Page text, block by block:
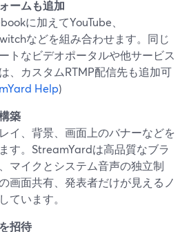
ームも追加
に加えてYouTube、
などを組み合わせます。同じ
トなビデオポータルや他サービス
、カスタムRTMP配信先も追加可
Help)
築
イ、背景、画面上のバナーなどを
す。StreamYardは高品質なブラ
マイクとシステム音声の独立制
画面共有、発表者だけが見えるノ
ています。
招待